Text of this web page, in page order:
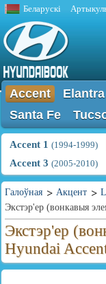
Беларускі
Accent Elantra
Santa Fe
Accent 1 (1994-1999)
Accent 3 (2005-2010)
Галоўная Акцент
Экстэр'ер (вонкавыя
Экстэр'ер
Hyundai